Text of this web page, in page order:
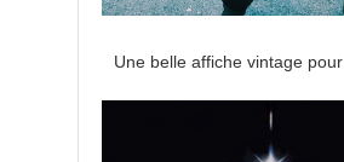
Une belle affiche vintage pour